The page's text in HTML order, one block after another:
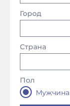
Страна
Город
Пол
Мужчина